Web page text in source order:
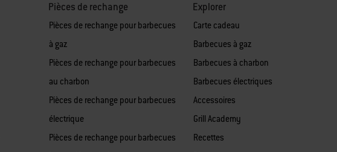
Pièces de rechange
Pièces de rechange pour barbecues
à gaz
Pièces de rechange pour barbecues
au charbon
Pièces de rechange pour barbecues
électrique
Pièces de rechange pour barbecues
Explorer
Carte cadeau
Barbecues à gaz
Barbecues à charbon
Barbecues électriques
Accessoires
Grill Academy
Recettes